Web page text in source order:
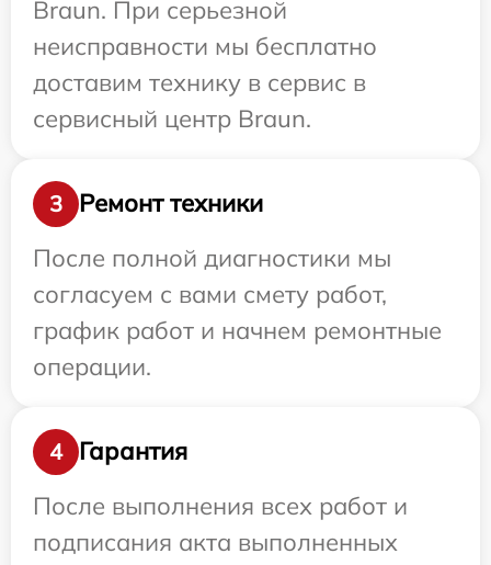
Braun. При серьезной
неисправности мы бесплатно
доставим технику в сервис в
сервисный центр Braun.
3
Ремонт техники
После полной диагностики мы
согласуем с вами смету работ,
график работ и начнем ремонтные
операции.
4
Гарантия
После выполнения всех работ и
подписания акта выполненных